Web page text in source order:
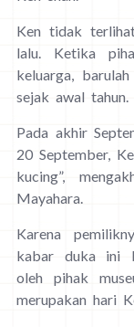
Ken tidak
lalu. Ketika
keluarga,
sejak awal
Pada akhir
20 September,
kucing”,
Mayahara.
Karena
kabar duka ini
oleh pihak
merupakan hari